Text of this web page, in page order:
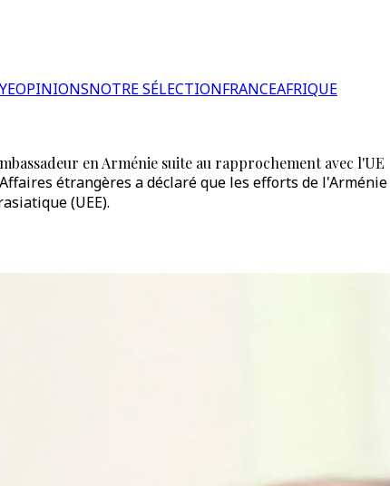
OPINIONSNOTRE SÉLECTIONFRANCEAFRIQUE
en Arménie suite au rapprochement avec l'UE
étrangères a déclaré que les efforts de
(UEE).